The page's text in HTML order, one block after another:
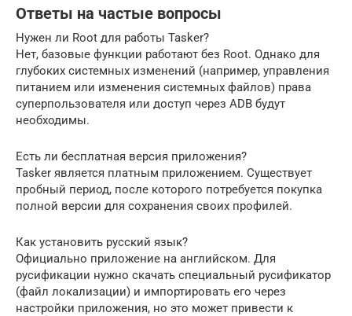
Ответы на частые вопросы
Нужен ли Root для работы Tasker?
Нет, базовые функции работают без Root. Однако для
глубоких системных изменений (например, управления
питанием или изменения системных файлов) права
суперпользователя или доступ через ADB будут
необходимы.
Есть ли бесплатная версия приложения?
Tasker является платным приложением. Существует
пробный период, после которого потребуется покупка
полной версии для сохранения своих профилей.
Как установить русский язык?
Официально приложение на английском. Для
русификации нужно скачать специальный русификатор
(файл локализации) и импортировать его через
настройки приложения, но это может привести к